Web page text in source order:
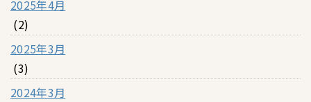
2025年4月
(2)
2025年3月
(3)
2024年3月